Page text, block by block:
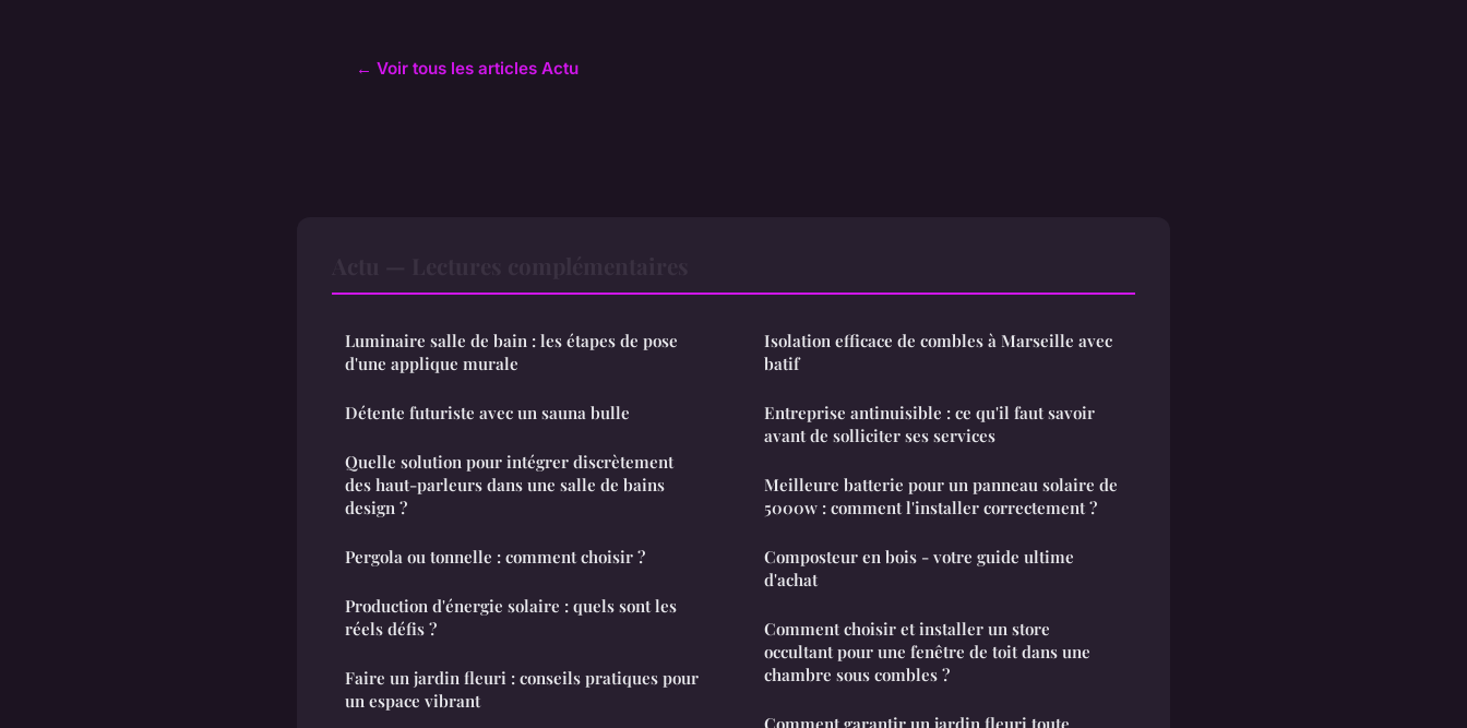
← Voir tous les articles Actu
Luminaire salle de bain : les étapes de pose
d'une applique murale
Détente futuriste avec un sauna bulle
Quelle solution pour intégrer discrètement
des haut-parleurs dans une salle de bains
design ?
Pergola ou tonnelle : comment choisir ?
Production d'énergie solaire : quels sont les
réels défis ?
Faire un jardin fleuri : conseils pratiques pour
un espace vibrant
Isolation efficace de combles à Marseille avec
batif
Entreprise antinuisible : ce qu'il faut savoir
avant de solliciter ses services
Meilleure batterie pour un panneau solaire de
5000w : comment l'installer correctement ?
Composteur en bois - votre guide ultime
d'achat
Comment choisir et installer un store
occultant pour une fenêtre de toit dans une
chambre sous combles ?
Comment garantir un jardin fleuri toute